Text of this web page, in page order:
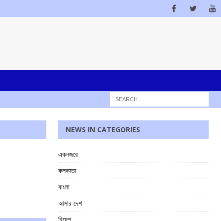
NEWS IN CATEGORIES
একনজরে
কলকাতা
বাংলা
আমার দেশ